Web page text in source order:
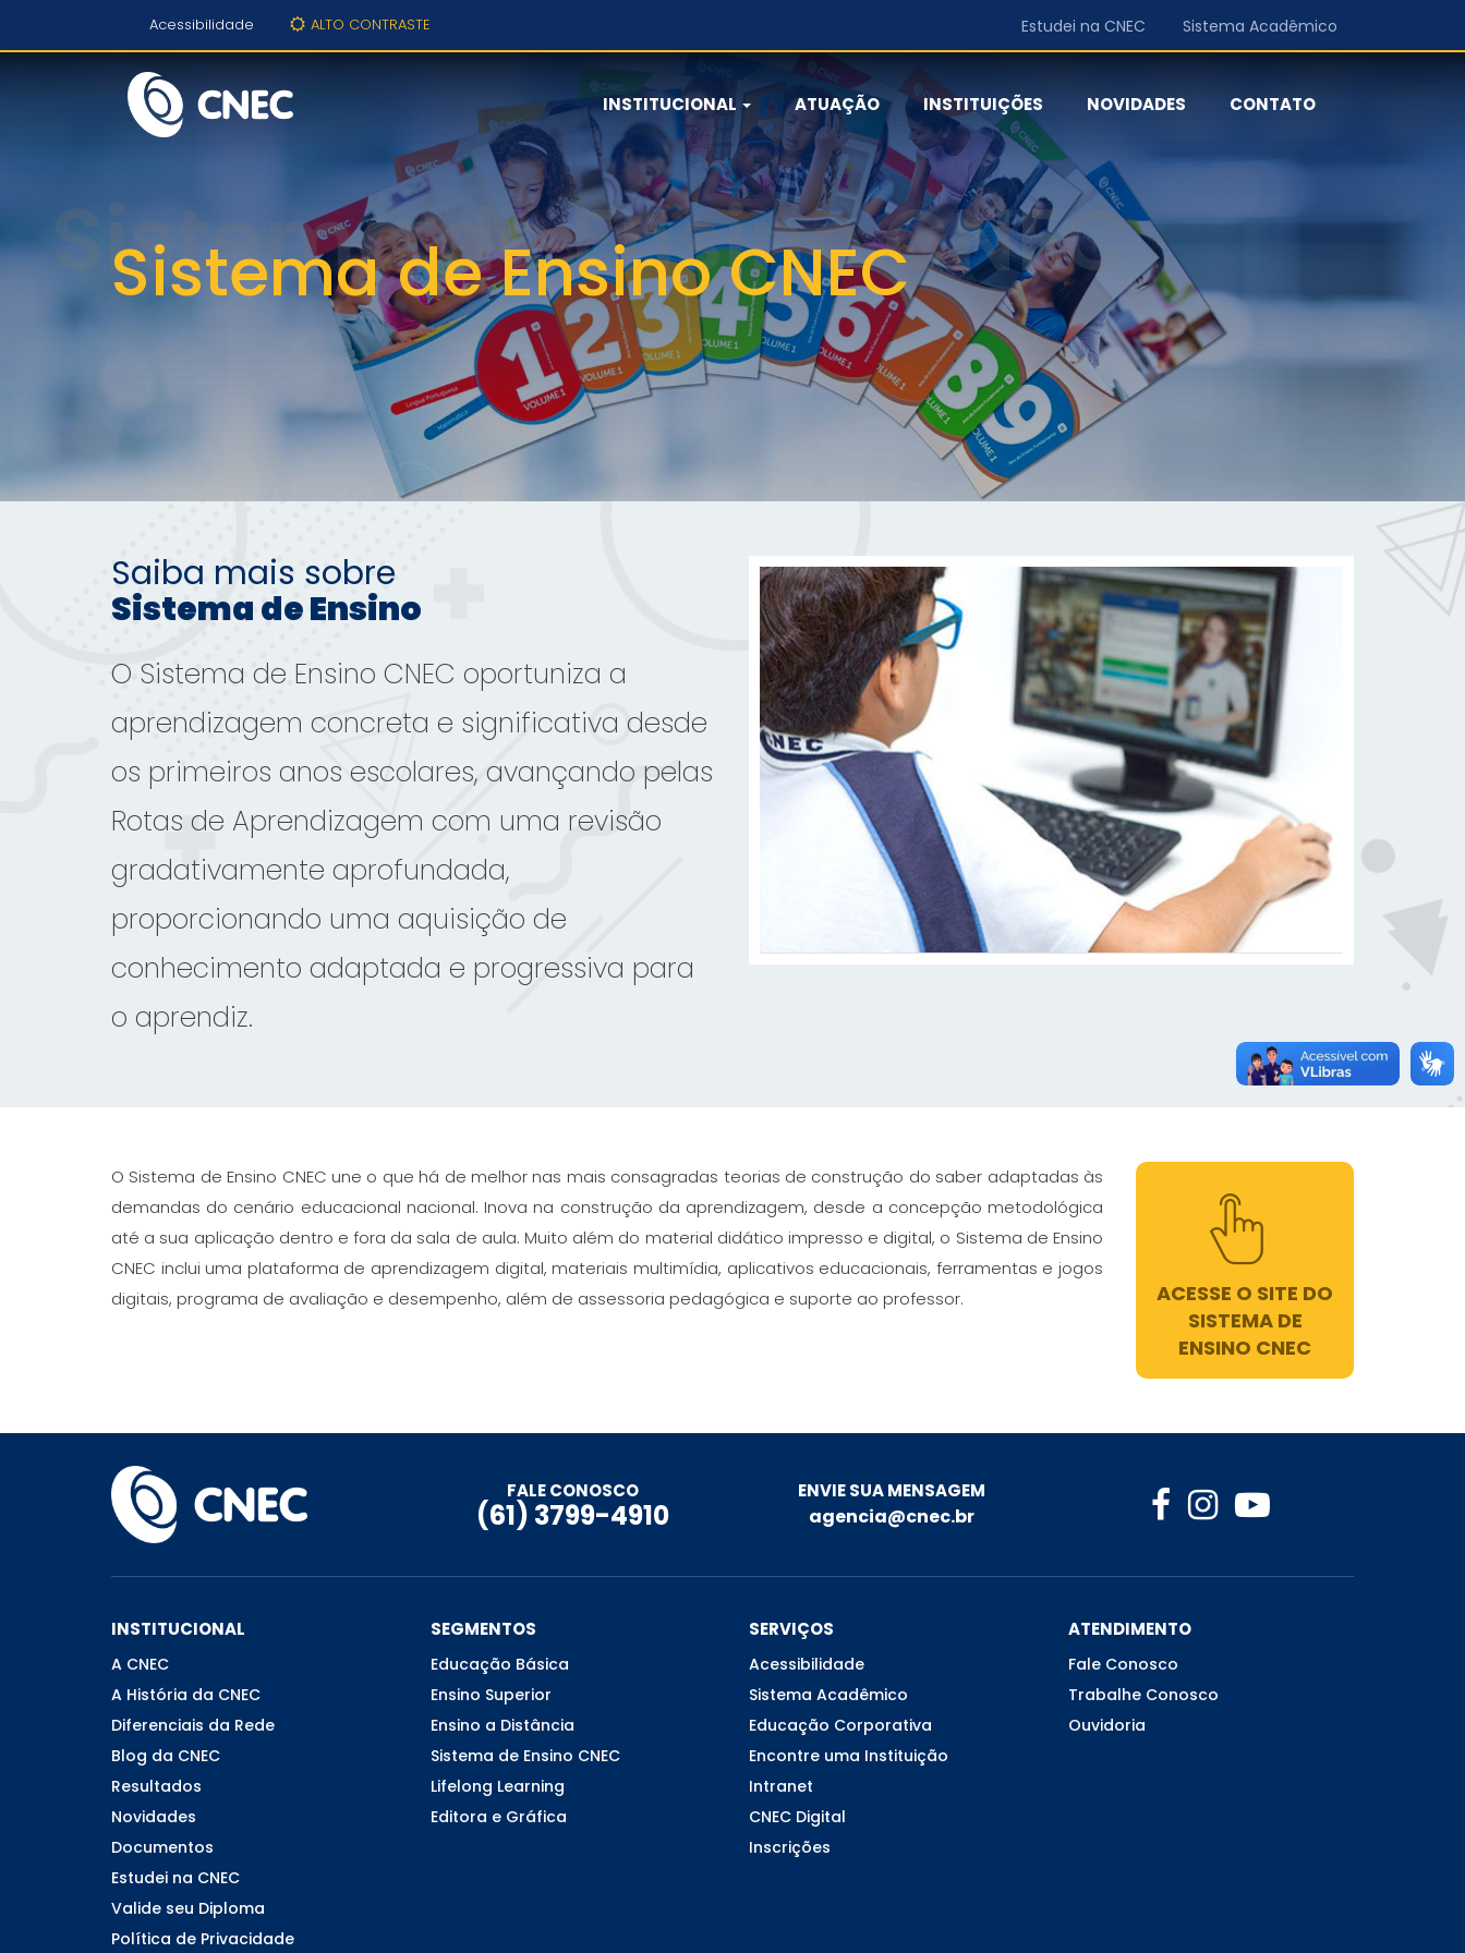
Acessibilidade ALTO CONTRASTE Estudei na CNEC Sistema Acadêmico
INSTITUCIONAL ATUAÇÃO INSTITUIÇÕES NOVIDADES CONTATO
Sistema de Ensino CNEC
Saiba mais sobre
Sistema de Ensino
O Sistema de Ensino CNEC oportuniza a
aprendizagem concreta e significativa desde
os primeiros anos escolares, avançando pelas
Rotas de Aprendizagem com uma revisão
gradativamente aprofundada,
proporcionando uma aquisição de
conhecimento adaptada e progressiva para
o aprendiz.
ACESSE O SITE DO
SISTEMA DE
ENSINO CNEC
O Sistema de Ensino CNEC une o que há de melhor nas mais consagradas teorias de construção do saber adaptadas às
demandas do cenário educacional nacional. Inova na construção da aprendizagem, desde a concepção metodológica
até a sua aplicação dentro e fora da sala de aula. Muito além do material didático impresso e digital, o Sistema de Ensino
CNEC inclui uma plataforma de aprendizagem digital, materiais multimídia, aplicativos educacionais, ferramentas e jogos
digitais, programa de avaliação e desempenho, além de assessoria pedagógica e suporte ao professor.
FALE CONOSCO
(61) 3799-4910
ENVIE SUA MENSAGEM
agencia@cnec.br
INSTITUCIONAL
A CNEC
A História da CNEC
Diferenciais da Rede
Blog da CNEC
Resultados
Novidades
Documentos
Estudei na CNEC
Valide seu Diploma
Política de Privacidade
SEGMENTOS
Educação Básica
Ensino Superior
Ensino a Distância
Sistema de Ensino CNEC
Lifelong Learning
Editora e Gráfica
SERVIÇOS
Acessibilidade
Sistema Acadêmico
Educação Corporativa
Encontre uma Instituição
Intranet
CNEC Digital
Inscrições
ATENDIMENTO
Fale Conosco
Trabalhe Conosco
Ouvidoria